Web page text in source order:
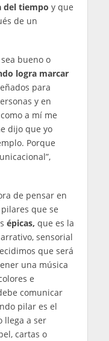
del tiempo y que
de un
bueno o
logra marcar
para
y en
a mí me
dijo que yo
Porque
de pensar en
que se
épicas, que es la
sensorial
que será
una música
e
comunicar
pilar es el
llega a ser
cartas o